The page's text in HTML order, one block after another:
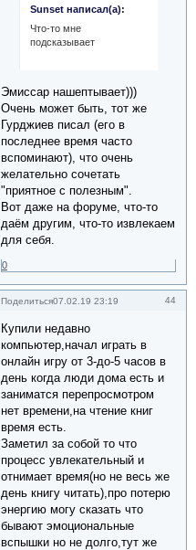
Sunset написал(а):
Что-то мне
подсказывает
Эмиссар нашептывает)))
Очень может быть, тот же
Гурджиев писал (его в
последнее время часто
вспоминают), что очень
желательно сочетать
"приятное с полезным".
Вот даже на форуме, что-то
даём другим, что-то извлекаем
для себя.
0
Поделиться 44
07.02.19 23:19
Купили недавно
компьютер,начал играть в
онлайн игру от 3-до-5 часов в
день когда люди дома есть и
заниматся перепросмотром
нет времени,на чтение книг
время есть.
Заметил за собой то что
процесс увлекательный и
отнимает время(но не весь же
день книгу читать),про потерю
энергию могу сказать что
бывают эмоциональные
вспышки но не долго,тут же